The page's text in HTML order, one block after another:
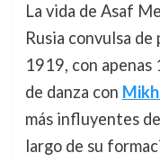
La vida de Asaf
Rusia convulsa
1919, con apenas
de danza con
más influyentes
largo de su